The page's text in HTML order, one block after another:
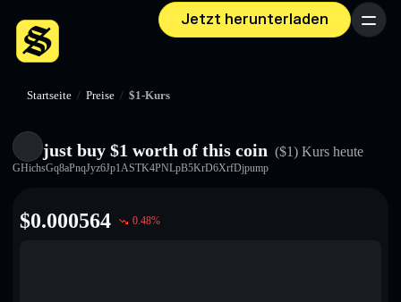
Jetzt herunterladen Menü
Startseite / Preise / $1-Kurs
just buy $1 worth of this coin ($1) Kurs heute
GHichsGq8aPnqJyz6Jp1ASTK4PNLpB5KrD6XrfDjpump
$0.000564 0.48%